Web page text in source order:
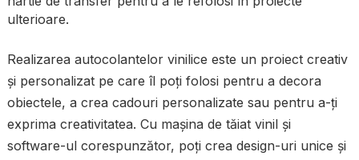
ulterioare.
Realizarea autocolantelor vinilice este un proiect creativ
și personalizat pe care îl poți folosi pentru a decora
obiectele, a crea cadouri personalizate sau pentru a-ți
exprima creativitatea. Cu mașina de tăiat vinil și
software-ul corespunzător, poți crea design-uri unice și